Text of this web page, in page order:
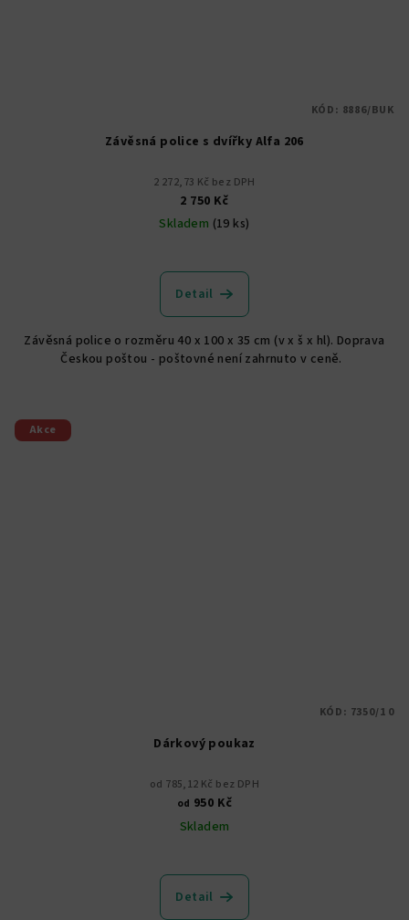
Závěsná police s dvířky Alfa 206
2 272,73 Kč bez DPH
2 750 Kč
Skladem (19 ks)
Detail
Závěsná police o rozměru 40 x 100 x 35 cm (v x š x hl). Doprava
Českou poštou - poštovné není zahrnuto v ceně.
KÓD: 8886/BUK
Akce
Dárkový poukaz
od 785,12 Kč bez DPH
od 950 Kč
Skladem
Detail
KÓD: 7350/1 0